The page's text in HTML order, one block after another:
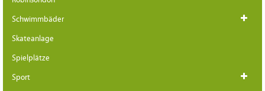
Schwimmbäder
Skateanlage
Spielplätze
Sport